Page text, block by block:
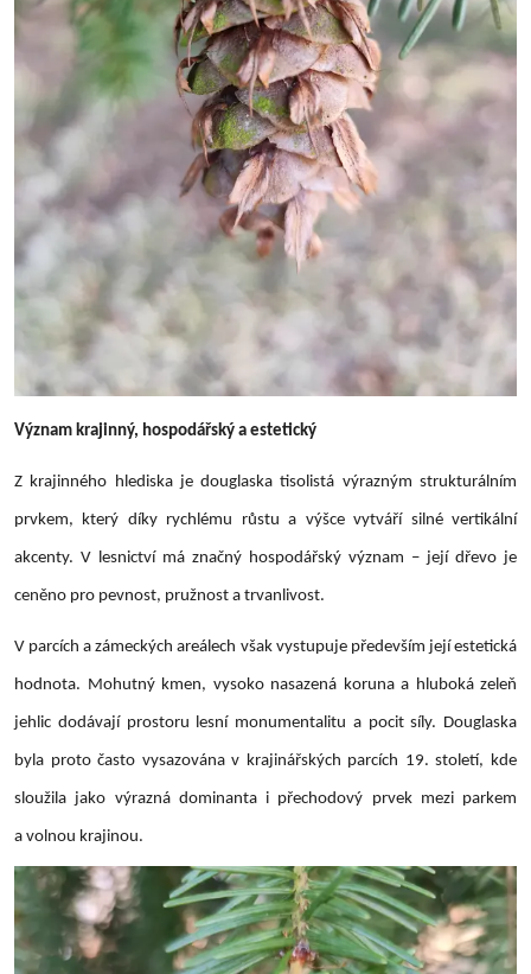
Význam krajinný, hospodářský a estetický
Z krajinného hlediska je douglaska tisolistá výrazným strukturálním
prvkem, který díky rychlému růstu a výšce vytváří silné vertikální
akcenty. V lesnictví má značný hospodářský význam – její dřevo je
ceněno pro pevnost, pružnost a trvanlivost.
V parcích a zámeckých areálech však vystupuje především její estetická
hodnota. Mohutný kmen, vysoko nasazená koruna a hluboká zeleň
jehlic dodávají prostoru lesní monumentalitu a pocit síly. Douglaska
byla proto často vysazována v krajinářských parcích 19. století, kde
sloužila jako výrazná dominanta i přechodový prvek mezi parkem
a volnou krajinou.